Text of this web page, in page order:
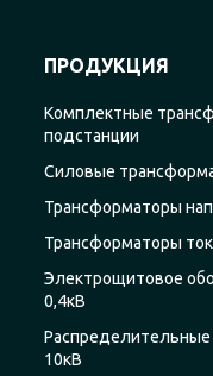
ПРОДУКЦИЯ
Комплектные
подстанции
Силовые
Трансформаторы
Трансформаторы
Электрощитовое
0,4кВ
Распределительные
10кВ